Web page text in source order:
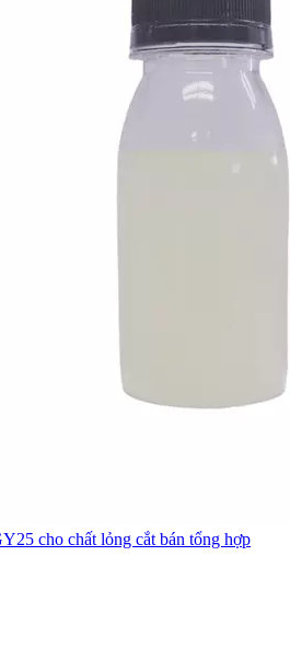
cho chất lỏng cắt bán tổng hợp